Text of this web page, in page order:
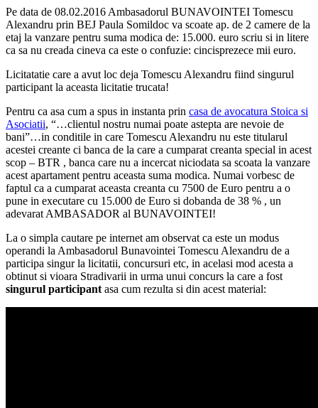
Pe data de 08.02.2016 Ambasadorul BUNAVOINTEI Tomescu
Alexandru prin BEJ Paula Somildoc va scoate ap. de 2 camere de la
etaj la vanzare pentru suma modica de: 15.000. euro scriu si in litere
ca sa nu creada cineva ca este o confuzie: cincisprezece mii euro.
Licitatatie care a avut loc deja Tomescu Alexandru fiind singurul
participant la aceasta licitatie trucata!
Pentru ca asa cum a spus in instanta prin casa de avocatura Stoica si
Asociatii, “…clientul nostru numai poate astepta are nevoie de
bani”…in conditile in care Tomescu Alexandru nu este titularul
acestei creante ci banca de la care a cumparat creanta special in acest
scop – BTR , banca care nu a incercat niciodata sa scoata la vanzare
acest apartament pentru aceasta suma modica. Numai vorbesc de
faptul ca a cumparat aceasta creanta cu 7500 de Euro pentru a o
pune in executare cu 15.000 de Euro si dobanda de 38 % , un
adevarat AMBASADOR al BUNAVOINTEI!
La o simpla cautare pe internet am observat ca este un modus
operandi la Ambasadorul Bunavointei Tomescu Alexandru de a
participa singur la licitatii, concursuri etc, in acelasi mod acesta a
obtinut si vioara Stradivarii in urma unui concurs la care a fost
singurul participant asa cum rezulta si din acest material: